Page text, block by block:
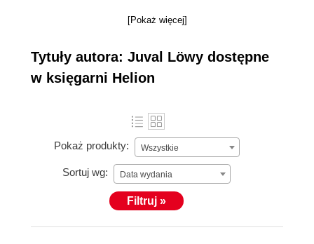
[Pokaż więcej]
Tytuły autora: Juval Löwy dostępne
w księgarni Helion
Pokaż produkty: Wszystkie
Sortuj wg: Data wydania
Filtruj »